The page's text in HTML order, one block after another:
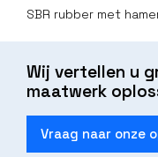
SBR rubber met
Wij vertellen u
maatwerk
Vraag naar onze